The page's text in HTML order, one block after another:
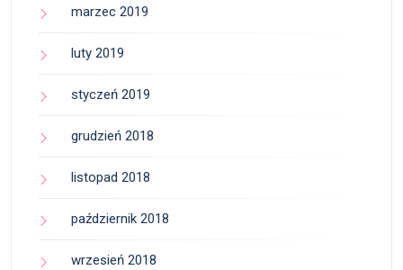
marzec 2019
luty 2019
styczeń 2019
grudzień 2018
listopad 2018
październik 2018
wrzesień 2018